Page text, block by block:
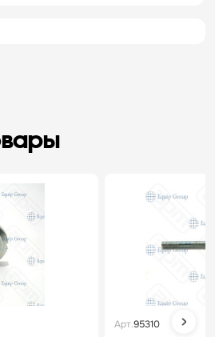
Арт.95310